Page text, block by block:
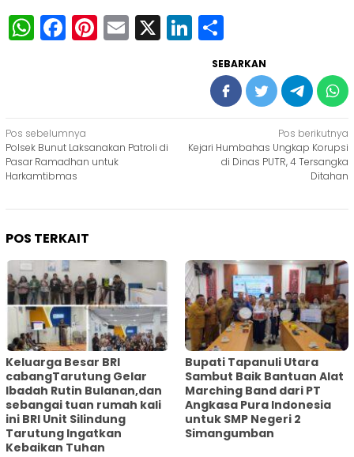
WhatsApp
Facebook
Pinterest
Email
X LinkedIn
SEBARKAN
Navigasi
pos
Pos sebelumnya
Polsek Bunut Laksanakan Patroli di
Pasar Ramadhan untuk
Harkamtibmas
Pos berikutnya
Kejari Humbahas Ungkap Korupsi
di Dinas PUTR, 4 Tersangka
Ditahan
POS TERKAIT
Keluarga Besar BRI
cabangTarutung Gelar
Ibadah Rutin Bulanan,dan
sebangai tuan rumah kali
ini BRI Unit Silindung
Tarutung Ingatkan
Kebaikan Tuhan
Bupati Tapanuli Utara
Sambut Baik Bantuan Alat
Marching Band dari PT
Angkasa Pura Indonesia
untuk SMP Negeri 2
Simangumban